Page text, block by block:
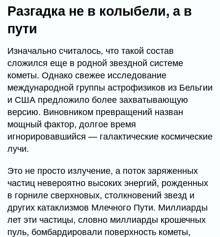
Разгадка не в колыбели, а в
пути
Изначально считалось, что такой состав
сложился еще в родной звездной системе
кометы. Однако свежее исследование
международной группы астрофизиков из Бельгии
и США предложило более захватывающую
версию. Виновником превращений назван
мощный фактор, долгое время
игнорировавшийся — галактические космические
лучи.
Это не просто излучение, а поток заряженных
частиц невероятно высоких энергий, рожденных
в горниле сверхновых, столкновений звезд и
других катаклизмов Млечного Пути. Миллиарды
лет эти частицы, словно миллиарды крошечных
пуль, бомбардировали поверхность кометы,